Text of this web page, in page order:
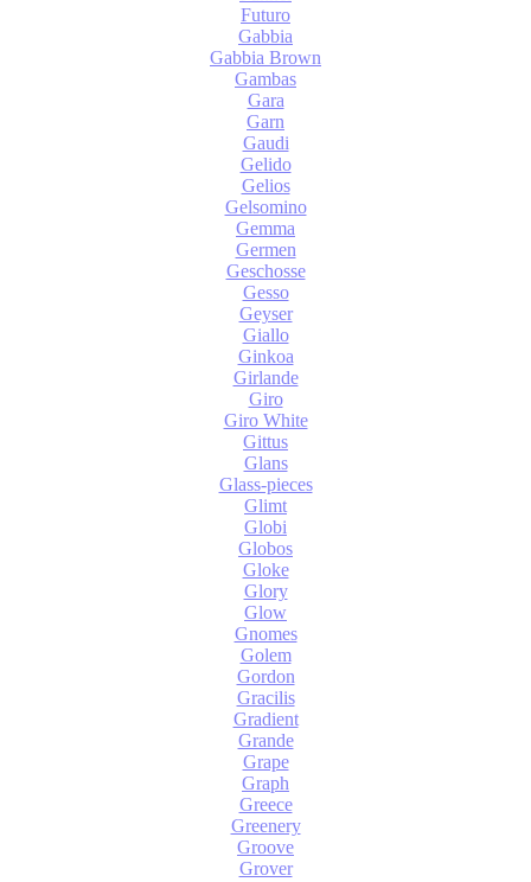
Futuro
Gabbia
Gabbia Brown
Gambas
Gara
Garn
Gaudi
Gelido
Gelios
Gelsomino
Gemma
Germen
Geschosse
Gesso
Geyser
Giallo
Ginkoa
Girlande
Giro
Giro White
Gittus
Glans
Glass-pieces
Glimt
Globi
Globos
Gloke
Glory
Glow
Gnomes
Golem
Gordon
Gracilis
Gradient
Grande
Grape
Graph
Greece
Greenery
Groove
Grover